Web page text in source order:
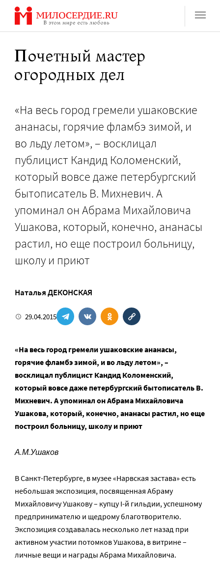
Перейти
содержанию
Почетный мастер
огородных дел
«На весь город гремели ушаковские
ананасы, горячие фламбэ зимой, и
во льду летом», – восклицал
публицист Кандид Коломенский,
который вовсе даже петербургский
бытописатель В. Михневич. А
упоминал он Абрама Михайловича
Ушакова, который, конечно, ананасы
растил, но еще построил больницу,
школу и приют
Наталья ДЕКОНСКАЯ
29.04.2015
«На весь город гремели ушаковские ананасы,
горячие фламбэ зимой, и во льду летом», –
восклицал публицист Кандид Коломенский,
который вовсе даже петербургский бытописатель В.
Михневич. А упоминал он Абрама Михайловича
Ушакова, который, конечно, ананасы растил, но еще
построил больницу, школу и приют
А.М.Ушаков
В Санкт-Петербурге, в музее «Нарвская застава» есть
небольшая экспозиция, посвященная Абраму
Михайловичу Ушакову – купцу I-й гильдии, успешному
предпринимателю и щедрому благотворителю.
Экспозиция создавалась несколько лет назад при
активном участии потомков Ушакова, в витрине –
личные вещи и награды Абрама Михайловича.